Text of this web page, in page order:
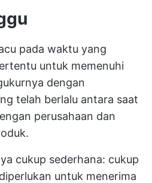
pada waktu yang
untuk memenuhi
dengan
telah berlalu antara saat
perusahaan dan
cukup sederhana: cukup
untuk menerima